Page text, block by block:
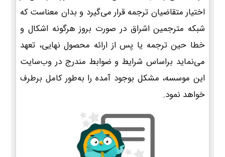
اختیار متقاضیان ترجمه قرار می‌گیرد و بدان معناست که
شبکه مترجمین اشراق در صورت بروز هرگونه اشکال و
خطا حین ترجمه یا پس از ارائه محصول نهایی، تعهد
می‌نماید براساس شرایط و ضوابط مندرج در وب‌سایت
این موسسه، مشکل بوجود آمده را به‌طور کامل برطرف
خواهد نمود.